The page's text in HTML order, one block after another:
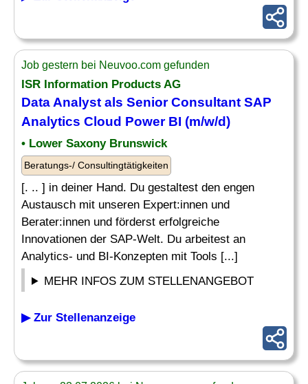
Job gestern bei Neuvoo.com gefunden
ISR Information Products AG
Data Analyst als Senior Consultant SAP
Analytics Cloud Power BI (m/w/d)
• Lower Saxony Brunswick
Beratungs-/ Consultingtätigkeiten
[. .. ] in deiner Hand. Du gestaltest den engen
Austausch mit unseren Expert:innen und
Berater:innen und förderst erfolgreiche
Innovationen der SAP-Welt. Du arbeitest an
Analytics- und BI-Konzepten mit Tools [...]
MEHR INFOS ZUM STELLENANGEBOT
▶ Zur Stellenanzeige